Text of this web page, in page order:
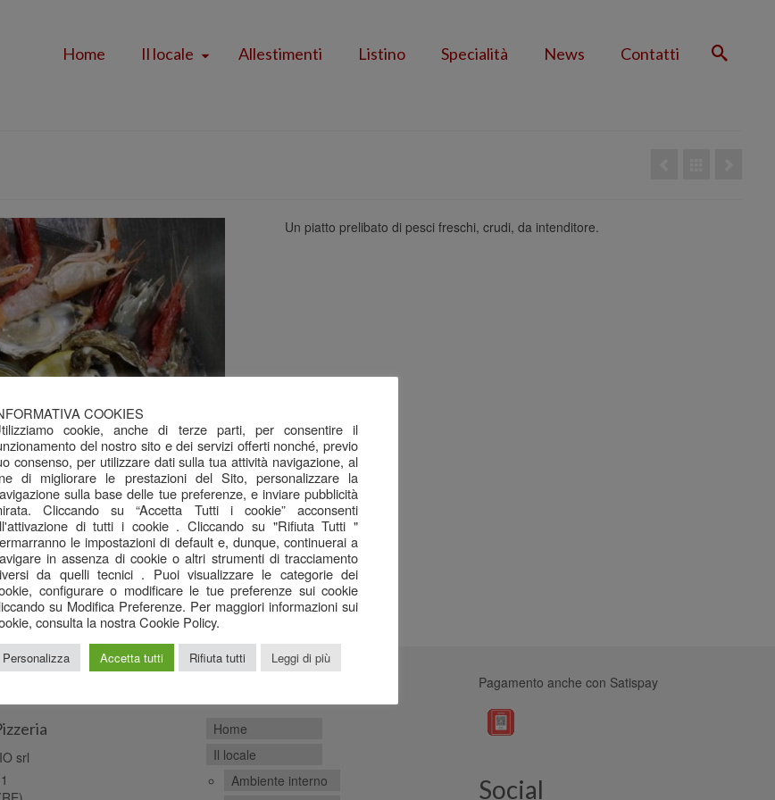
Home Il locale Allestimenti Listino Specialità News Contatti
Un piatto prelibato di pesci freschi, crudi, da intenditore.
srl
Home
Il locale
Ambiente interno
Pagamento anche con Satispay
Social
COOKIES
cookie, anche di terze parti, per consentire il
del nostro sito e dei servizi offerti nonché, previo
consenso, per utilizzare dati sulla tua attività navigazione, al
di migliorare le prestazioni del Sito, personalizzare la
sulla base delle tue preferenze, e inviare pubblicità
Cliccando su “Accetta Tutti i cookie” acconsenti
di tutti i cookie . Cliccando su "Rifiuta Tutti "
le impostazioni di default e, dunque, continuerai a
in assenza di cookie o altri strumenti di tracciamento
da quelli tecnici . Puoi visualizzare le categorie dei
configurare o modificare le tue preferenze sui cookie
su Modifica Preferenze. Per maggiori informazioni sui
consulta la nostra Cookie Policy.
Personalizza Accetta tutti Rifiuta tutti Leggi di più